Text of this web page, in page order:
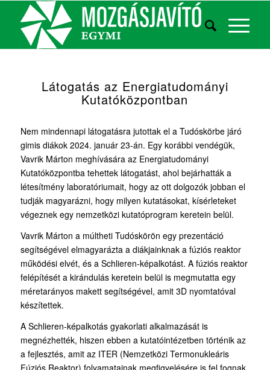
Látogatás az Energiatudományi
Kutatóközpontban
Nem mindennapi látogatásra jutottak el a Tudóskörbe járó
gimis diákok 2024. január 23-án. Egy korábbi vendégük,
Vavrik Márton meghívására az Energiatudományi
Kutatóközpontba tehettek látogatást, ahol bejárhatták a
létesítmény laboratóriumait, hogy az ott dolgozók jobban el
tudják magyarázni, hogy milyen kutatásokat, kísérleteket
végeznek egy nemzetközi kutatóprogram keretein belül.
Vavrik Márton a múltheti Tudóskörön egy prezentáció
segítségével elmagyarázta a diákjainknak a fúziós reaktor
működési elvét, és a Schlieren-képalkotást. A fúziós reaktor
felépítését a kirándulás keretein belül is megmutatta egy
méretarányos makett segítségével, amit 3D nyomtatóval
készítettek.
A Schlieren-képalkotás gyakorlati alkalmazását is
megnézhették, hiszen ebben a kutatóintézetben történik az
a fejlesztés, amit az ITER (Nemzetközi Termonukleáris
Fúziós Reaktor) folyamatainak megfigyelésére is fel fognak